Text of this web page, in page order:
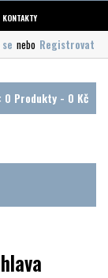
KONTAKTY
nebo Registrovat
0 Produkty - 0 Kč